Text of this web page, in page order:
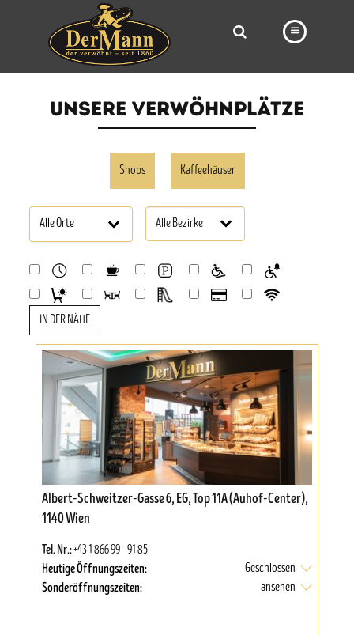
FILIALEN
BÄCKEREI
BROTWAY
VORBESTELLUNG
UNSERE VERWÖHNPLÄTZE
Shops Kaffeehäuser
IN DER NÄHE
Albert-Schweitzer-Gasse 6, EG, Top 11A (Auhof-Center),
1140 Wien
Tel. Nr.:+43 1 866 99 - 91 85
Heutige Öffnungszeiten: Geschlossen
Sonderöffnungszeiten: ansehen